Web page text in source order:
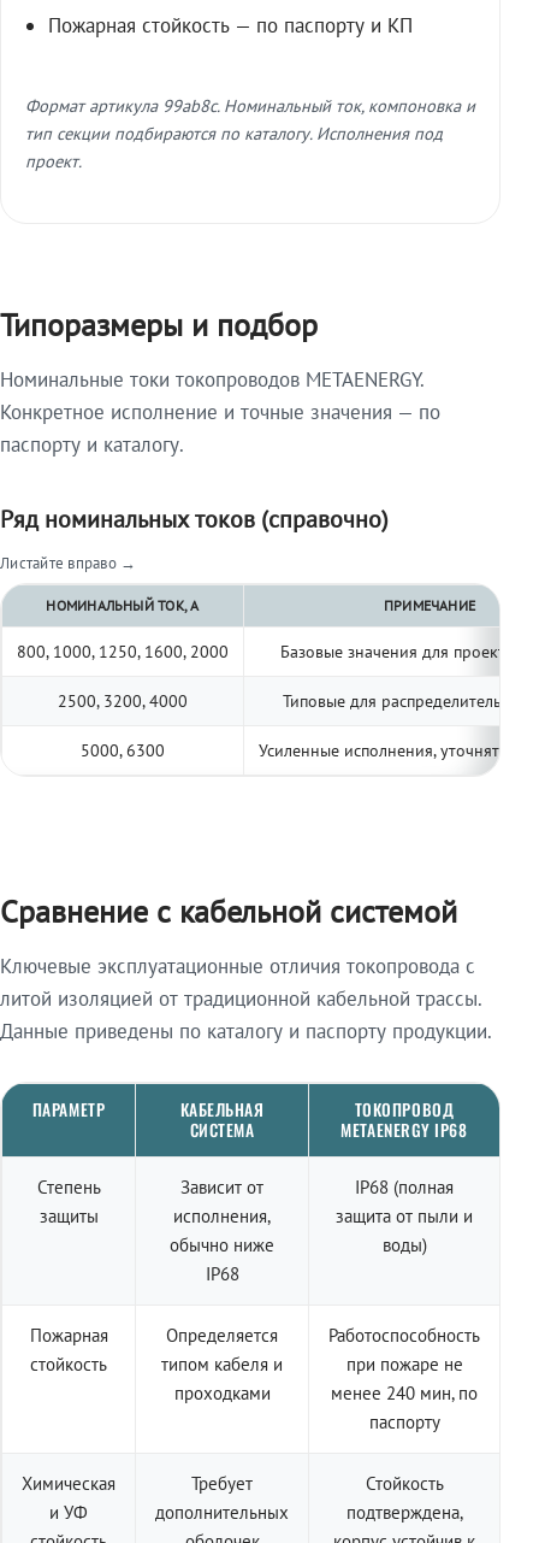
Пожарная стойкость — по паспорту и КП
Формат артикула 99ab8c. Номинальный ток, компоновка и
тип секции подбираются по каталогу. Исполнения под
проект.
Типоразмеры и подбор
Номинальные токи токопроводов METAENERGY.
Конкретное исполнение и точные значения — по
паспорту и каталогу.
Ряд номинальных токов (справочно)
Листайте вправо →
НОМИНАЛЬНЫЙ ТОК, А ПРИМЕЧАНИЕ
800, 1000, 1250, 1600, 2000 Базовые значения для
2500, 3200, 4000 Типовые для распределительных
5000, 6300 Усиленные исполнения, уточнять по
Сравнение с кабельной системой
Ключевые эксплуатационные отличия токопровода с
литой изоляцией от традиционной кабельной трассы.
Данные приведены по каталогу и паспорту продукции.
ПАРАМЕТР
КАБЕЛЬНАЯ
СИСТЕМА
ТОКОПРОВОД
METAENERGY IP68
Степень
защиты
Зависит от
исполнения,
обычно ниже
IP68
IP68 (полная
защита от пыли и
воды)
Пожарная
стойкость
Определяется
типом кабеля и
проходками
Работоспособность
при пожаре не
менее 240 мин, по
паспорту
Химическая
и УФ
Требует
дополнительных
Стойкость
подтверждена,